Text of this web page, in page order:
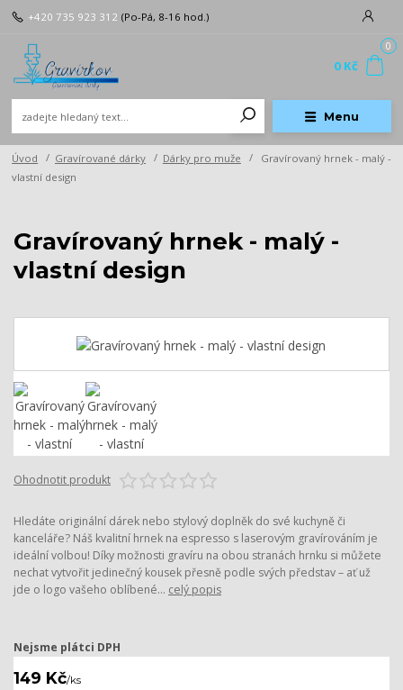
Menu
+420 735 923 312 (Po-Pá, 8-16 hod.)
0
0 Kč
Úvod Gravírované dárky Dárky pro muže
Gravírovaný hrnek - malý -
vlastní design
Gravírovaný hrnek - malý -
vlastní design
Ohodnotit produkt
Hledáte originální dárek nebo stylový doplněk do své kuchyně či
kanceláře? Náš kvalitní hrnek na espresso s laserovým gravírováním je
ideální volbou! Díky možnosti gravíru na obou stranách hrnku si můžete
nechat vytvořit jedinečný kousek přesně podle svých představ – ať už
jde o logo vašeho oblíbené... celý popis
Nejsme plátci DPH
149 Kč/ks